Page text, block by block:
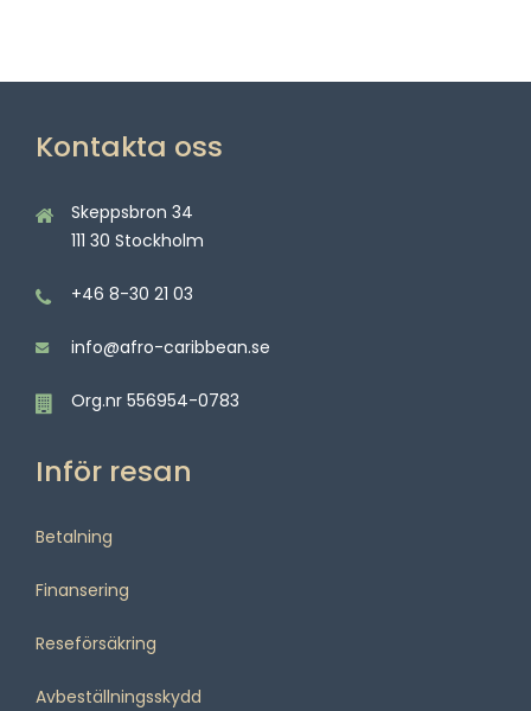
Kontakta oss
Skeppsbron 34
111 30 Stockholm
+46 8-30 21 03
info@afro-caribbean.se
Org.nr 556954-0783
Inför resan
Betalning
Finansering
Reseförsäkring
Avbeställningsskydd